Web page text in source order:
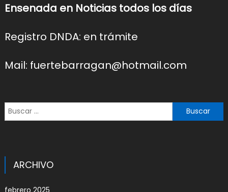
Ensenada en Noticias todos los días
Registro DNDA: en trámite
Mail: fuertebarragan@hotmail.com
Buscar:
ARCHIVO
febrero 2025